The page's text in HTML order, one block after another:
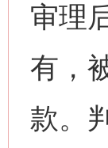
审理
有，
款。